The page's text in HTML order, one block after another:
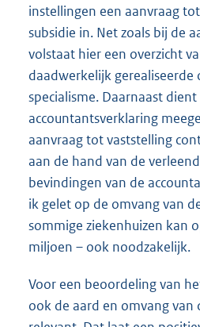
instellingen een aanvraag
subsidie in. Net zoals bij de
volstaat hier een overzicht
daadwerkelijk
specialisme. Daarnaast dient
accountantsverklaring
aanvraag tot vaststelling
aan de hand van de
bevindingen van de
ik gelet op de omvang van
sommige ziekenhuizen kan
miljoen – ook noodzakelijk.
Voor een beoordeling van
ook de aard en omvang van